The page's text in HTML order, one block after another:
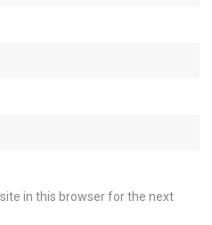
in this browser for the next